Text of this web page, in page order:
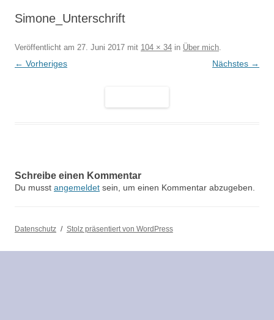
Simone_Unterschrift
Veröffentlicht am 27. Juni 2017 mit 104 × 34 in Über mich.
← Vorheriges Nächstes →
Schreibe einen Kommentar
Du musst angemeldet sein, um einen Kommentar abzugeben.
Datenschutz Stolz präsentiert von WordPress